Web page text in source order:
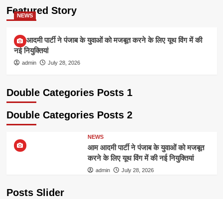
Featured Story
NEWS
आम आदमी पार्टी ने पंजाब के युवाओं को मजबूत करने के लिए यूथ विंग में की
नई नियुक्तियां
admin July 28, 2026
Double Categories Posts 1
Double Categories Posts 2
NEWS
आम आदमी पार्टी ने पंजाब के युवाओं को मजबूत
करने के लिए यूथ विंग में की नई नियुक्तियां
admin July 28, 2026
Posts Slider